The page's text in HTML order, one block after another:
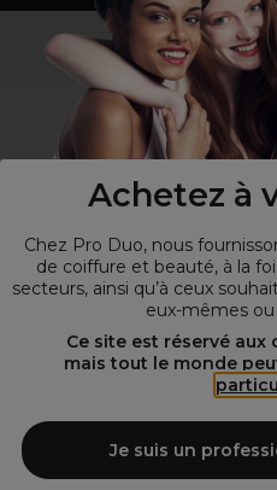
Achetez à
Chez Pro Duo, nous
de coiffure et beauté, à la
secteurs, ainsi qu’à ceux
eux-mêmes ou
Ce site est réservé
mais tout le monde
Je suis un
Vous n’êtes pas
Visitez notre site pour
Spécialiste de la coiffure et de la
large sélection de produits
Duo le fournisseur incontournable
de beauté! Notre gamme de
qui sont à la recherche de